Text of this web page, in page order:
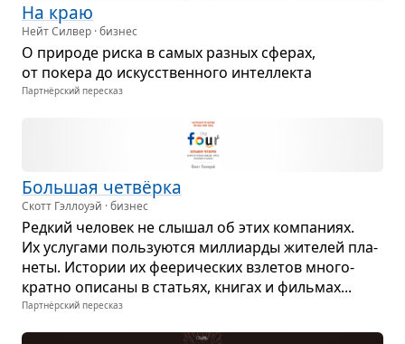
На краю
Нейт Силвер · бизнес
О при­роде риска в самых раз­ных сфе­рах,
от покера до искус­ствен­ного интел­лекта
Партнёрский пересказ
Боль­шая четвёрка
Скотт Гэллоуэй · бизнес
Ред­кий чело­век не слы­шал об этих ком­па­ниях.
Их услу­гами поль­зу­ются мил­ли­арды жите­лей пла­
неты. Исто­рии их фее­ри­че­ских взле­тов мно­го­
кратно опи­саны в ста­тьях, кни­гах и филь­мах...
Партнёрский пересказ